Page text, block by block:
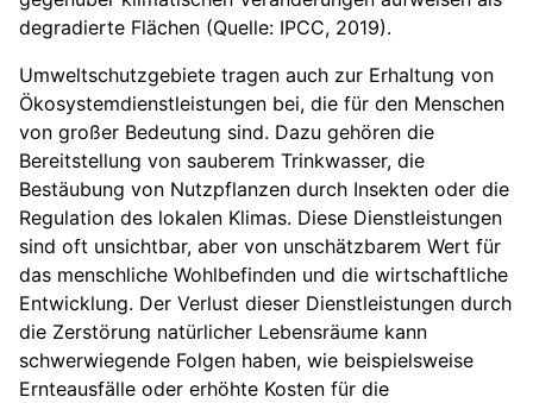
degradierte Flächen (Quelle: IPCC, 2019).
Umweltschutzgebiete tragen auch zur Erhaltung von
Ökosystemdienstleistungen bei, die für den Menschen
von großer Bedeutung sind. Dazu gehören die
Bereitstellung von sauberem Trinkwasser, die
Bestäubung von Nutzpflanzen durch Insekten oder die
Regulation des lokalen Klimas. Diese Dienstleistungen
sind oft unsichtbar, aber von unschätzbarem Wert für
das menschliche Wohlbefinden und die wirtschaftliche
Entwicklung. Der Verlust dieser Dienstleistungen durch
die Zerstörung natürlicher Lebensräume kann
schwerwiegende Folgen haben, wie beispielsweise
Ernteausfälle oder erhöhte Kosten für die